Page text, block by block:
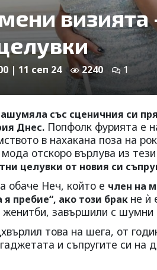
визията
| 11 сеп 24 2240 1
със сценичния си
Днес. Попфолк фурията е
в нахакана поза на
отскоро върлува из
целувки от новия си
обаче Неч, който е член на
я пребие“, ако този брак не ѝ
завършили с шумни
това на шега, от
и съпругите си на